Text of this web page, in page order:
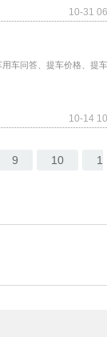
10-31
车问答、提车价格、提
10-14
9 10 1